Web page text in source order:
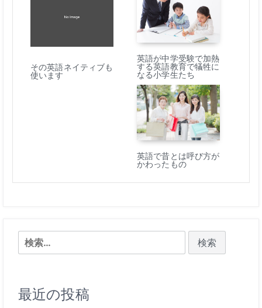
その英語ネイティブも
使います
英語が中学受験で加熱
する英語教育で犠牲に
なる小学生たち
英語で昔とは呼び方が
かわったもの
検
索:
最近の投稿